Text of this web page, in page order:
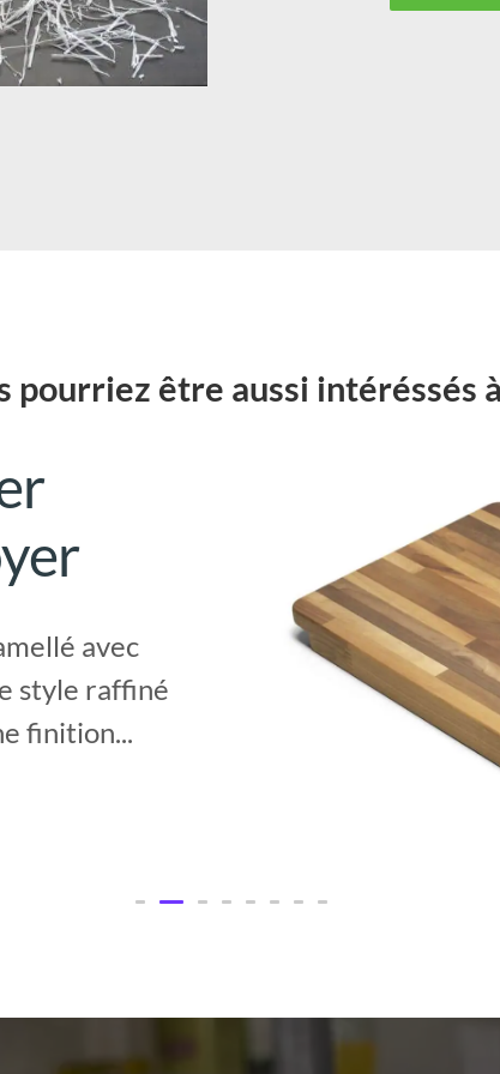
pourriez être aussi intéréssés
avec
style raffiné
finition...